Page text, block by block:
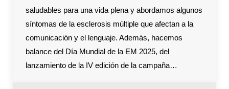
saludables para una vida plena y abordamos algunos
síntomas de la esclerosis múltiple que afectan a la
comunicación y el lenguaje. Además, hacemos
balance del Día Mundial de la EM 2025, del
lanzamiento de la IV edición de la campaña…